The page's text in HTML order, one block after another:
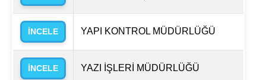
İNCELE YAPI KONTROL MÜDÜRLÜĞÜ
İNCELE YAZI İŞLERİ MÜDÜRLÜĞÜ